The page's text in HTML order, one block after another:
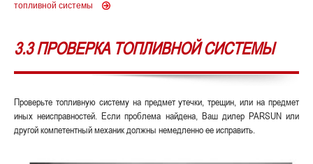
топливной системы
3.3 ПРОВЕРКА ТОПЛИВНОЙ СИСТЕМЫ
Проверьте топливную систему на предмет утечки, трещин, или на предмет
иных неисправностей. Если проблема найдена, Ваш дилер PARSUN или
другой компетентный механик должны немедленно ее исправить.